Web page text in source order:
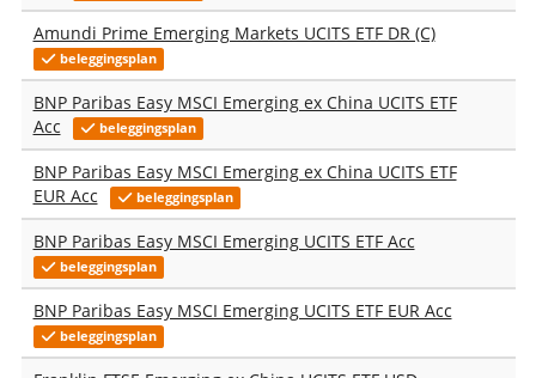
Amundi Prime Emerging Markets UCITS ETF DR (C)
beleggingsplan
BNP Paribas Easy MSCI Emerging ex China UCITS ETF
Acc
beleggingsplan
BNP Paribas Easy MSCI Emerging ex China UCITS ETF
EUR Acc
beleggingsplan
BNP Paribas Easy MSCI Emerging UCITS ETF Acc
beleggingsplan
BNP Paribas Easy MSCI Emerging UCITS ETF EUR Acc
beleggingsplan